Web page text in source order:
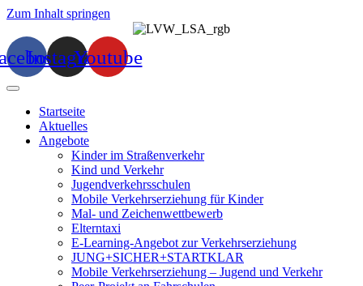
Zum Inhalt springen
InstagramYoutube
Startseite
Aktuelles
Angebote
Kinder im Straßenverkehr
Kind und Verkehr
Jugendverkehrsschulen
Mobile Verkehrserziehung für Kinder
Mal- und Zeichenwettbewerb
Elterntaxi
E-Learning-Angebot zur Verkehrserziehung
JUNG+SICHER+STARTKLAR
Mobile Verkehrserziehung – Jugend und Verkehr